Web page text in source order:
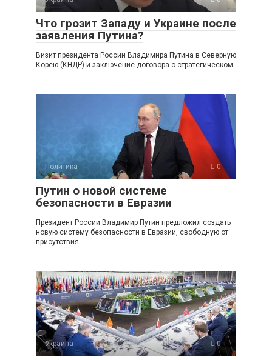
Что грозит Западу и Украине после
заявления Путина?
Визит президента России Владимира Путина в Северную
Корею (КНДР) и заключение договора о стратегическом
Политика 0
Путин о новой системе
безопасности в Евразии
Президент России Владимир Путин предложил создать
новую систему безопасности в Евразии, свободную от
присутствия
Украина 0